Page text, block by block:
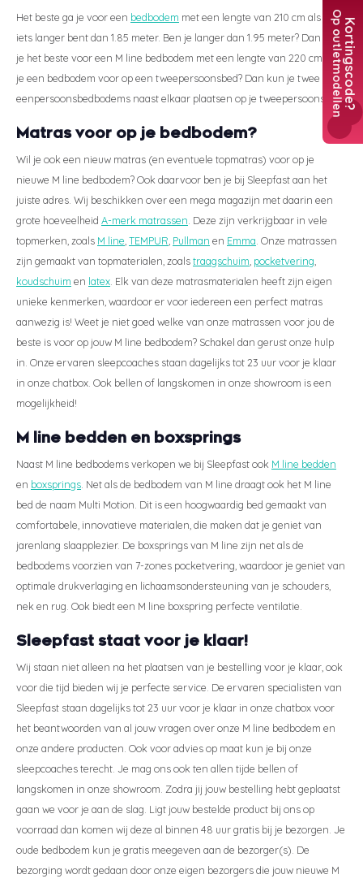
Kortingscode?
Op outletmodellen +31
Het beste ga je voor een bedbodem met een lengte van 210 cm als je
iets langer bent dan 1.85 meter. Ben je langer dan 1.95 meter? Dan kies
je het beste voor een M line bedbodem met een lengte van 220 cm. Wil
je een bedbodem voor op een tweepersoonsbed? Dan kun je twee
eenpersoonsbedbodems naast elkaar plaatsen op je tweepersoonsbed.
Matras voor op je bedbodem?
Wil je ook een nieuw matras (en eventuele topmatras) voor op je
nieuwe M line bedbodem? Ook daarvoor ben je bij Sleepfast aan het
juiste adres. Wij beschikken over een mega magazijn met daarin een
grote hoeveelheid A-merk matrassen . Deze zijn verkrijgbaar in vele
topmerken, zoals M line TEMPUR Pullman en Emma . Onze matrassen
zijn gemaakt van topmaterialen, zoalstraagschuim pocketvering
koudschuim en latex . Elk van deze matrasmaterialen heeft zijn eigen
unieke kenmerken, waardoor er voor iedereen een perfect matras
aanwezig is! Weet je niet goed welke van onze matrassen voor jou de
beste is voor op jouw M line bedbodem? Schakel dan gerust onze hulp
in. Onze ervaren sleepcoaches staan dagelijks tot 23 uur voor je klaar
in onze chatbox. Ook bellen of langskomen in onze showroom is een
mogelijkheid!
M line bedden en boxsprings
Naast M line bedbodems verkopen we bij Sleepfast ook M line bedden
en boxsprings . Net als de bedbodem van M line draagt ook het M line
bed de naam Multi Motion. Dit is een hoogwaardig bed gemaakt van
comfortabele, innovatieve materialen, die maken dat je geniet van
jarenlang slaapplezier. De boxsprings van M line zijn net als de
bedbodems voorzien van 7-zones pocketvering, waardoor je geniet van
optimale drukverlaging en lichaamsondersteuning van je schouders,
nek en rug. Ook biedt een M line boxspring perfecte ventilatie.
Sleepfast staat voor je klaar!
Wij staan niet alleen na het plaatsen van je bestelling voor je klaar, ook
voor die tijd bieden wij je perfecte service. De ervaren specialisten van
Sleepfast staan dagelijks tot 23 uur voor je klaar in onze chatbox voor
het beantwoorden van al jouw vragen over onze M line bedbodem en
onze andere producten. Ook voor advies op maat kun je bij onze
sleepcoaches terecht. Je mag ons ook ten allen tijde bellen of
langskomen in onze showroom. Zodra jij jouw bestelling hebt geplaatst
gaan we voor je aan de slag. Ligt jouw bestelde product bij ons op
voorraad dan komen wij deze al binnen 48 uur gratis bij je bezorgen. Je
oude bedbodem kun je gratis meegeven aan de bezorger(s). De
bezorging wordt gedaan door onze eigen bezorgers die jouw nieuwe M